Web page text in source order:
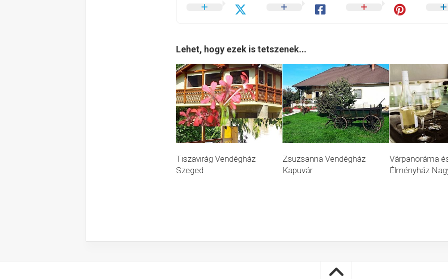
Lehet, hogy ezek is tetszenek...
Tiszavirág Vendégház
Szeged
Zsuzsanna Vendégház
Kapuvár
Várpanoráma
Élményház